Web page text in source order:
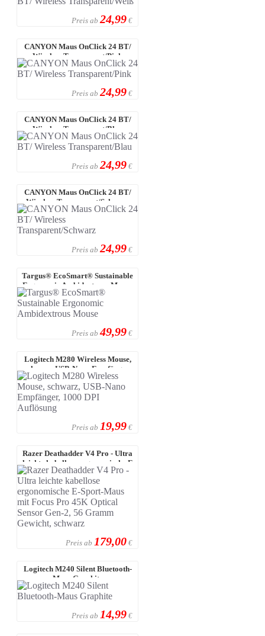
Preis ab 24,99 €
CANYON Maus OnClick 24 BT/
Wireless Transparent/Pink
Preis ab 24,99 €
CANYON Maus OnClick 24 BT/
Wireless Transparent/Blau
Preis ab 24,99 €
CANYON Maus OnClick 24 BT/
Wireless Transparent/Schwarz
Preis ab 24,99 €
Targus® EcoSmart® Sustainable
Ergonomic Ambidextrous Mouse
Preis ab 49,99 €
Logitech M280 Wireless Mouse,
schwarz, USB-Nano Empfänger,
1000 ...
Preis ab 19,99 €
Razer Deathadder V4 Pro - Ultra
leichte kabellose ergonomische E
...
Preis ab 179,00 €
Logitech M240 Silent Bluetooth-
Maus Graphite
Preis ab 14,99 €